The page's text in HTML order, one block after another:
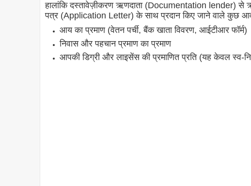
हालांकि दस्तावेज़ीकरण ऋणदाता (Documentation lender) से
पत्र (Application Letter) के साथ प्रदान किए जाने वाले कुछ
आय का प्रमाण (वेतन पर्ची, बैंक खाता विवरण, आईटीआर फॉर्म)
निवास और पहचान प्रमाण का प्रमाण
आपकी डिग्री और लाइसेंस की प्रमाणित प्रति (यह केवल स्व-